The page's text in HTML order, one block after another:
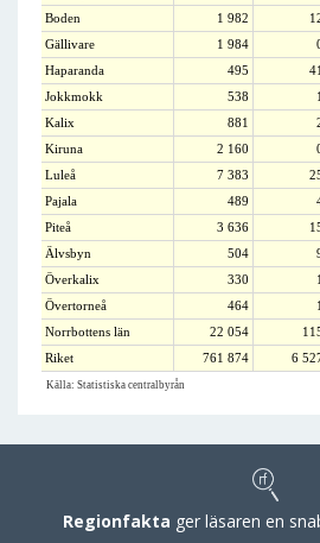
Boden
1 982
Gällivare
1 984
Haparanda
495 41
Jokkmokk
538 1
Kalix
881
Kiruna
2 160
Luleå
7 383
Pajala
489
Piteå
3 636
Älvsbyn
504
Överkalix
330 1
Övertorneå
464 1
Norrbottens län
22 054
Riket
761 874 6
Källa: Statistiska centralbyrån
Regionfakta ger läsaren en